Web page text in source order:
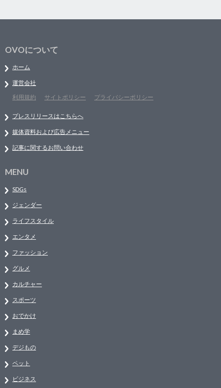
OVOについて
ホーム
運営会社
利用規約
サイトポリシー プライバシーポリシー
プレスリリースはこちらへ
媒体資料および広告メニュー
記事に関するお問い合わせ
MENU
SDGs
ジェンダー
ライフスタイル
エンタメ
ファッション
グルメ
カルチャー
スポーツ
おでかけ
まめ学
デジもの
ペット
ビジネス